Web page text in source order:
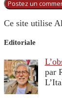
Ce site utilise
Editoriale
par